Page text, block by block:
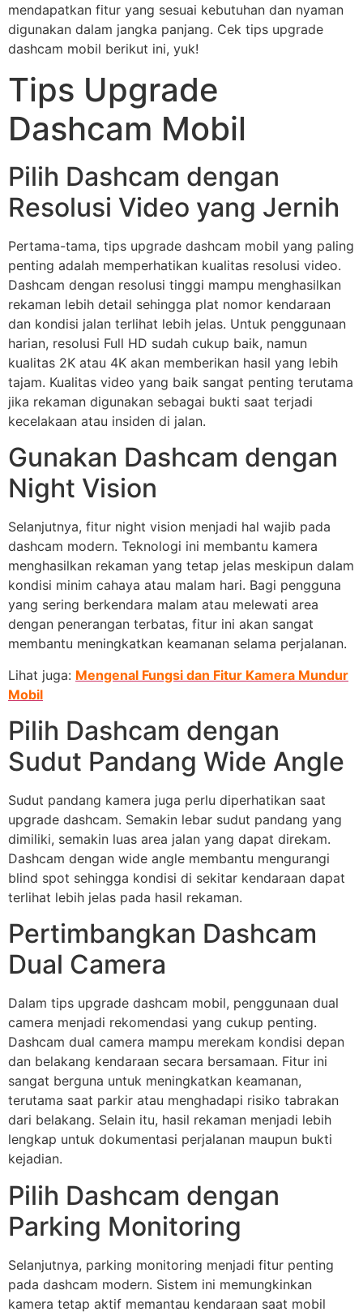
mendapatkan fitur yang sesuai kebutuhan dan nyaman
digunakan dalam jangka panjang. Cek tips upgrade
dashcam mobil berikut ini, yuk!
Tips Upgrade
Dashcam Mobil
Pilih Dashcam dengan
Resolusi Video yang Jernih
Pertama-tama, tips upgrade dashcam mobil yang paling
penting adalah memperhatikan kualitas resolusi video.
Dashcam dengan resolusi tinggi mampu menghasilkan
rekaman lebih detail sehingga plat nomor kendaraan
dan kondisi jalan terlihat lebih jelas. Untuk penggunaan
harian, resolusi Full HD sudah cukup baik, namun
kualitas 2K atau 4K akan memberikan hasil yang lebih
tajam. Kualitas video yang baik sangat penting terutama
jika rekaman digunakan sebagai bukti saat terjadi
kecelakaan atau insiden di jalan.
Gunakan Dashcam dengan
Night Vision
Selanjutnya, fitur night vision menjadi hal wajib pada
dashcam modern. Teknologi ini membantu kamera
menghasilkan rekaman yang tetap jelas meskipun dalam
kondisi minim cahaya atau malam hari. Bagi pengguna
yang sering berkendara malam atau melewati area
dengan penerangan terbatas, fitur ini akan sangat
membantu meningkatkan keamanan selama perjalanan.
Lihat juga: Mengenal Fungsi dan Fitur Kamera Mundur
Mobil
Pilih Dashcam dengan
Sudut Pandang Wide Angle
Sudut pandang kamera juga perlu diperhatikan saat
upgrade dashcam. Semakin lebar sudut pandang yang
dimiliki, semakin luas area jalan yang dapat direkam.
Dashcam dengan wide angle membantu mengurangi
blind spot sehingga kondisi di sekitar kendaraan dapat
terlihat lebih jelas pada hasil rekaman.
Pertimbangkan Dashcam
Dual Camera
Dalam tips upgrade dashcam mobil, penggunaan dual
camera menjadi rekomendasi yang cukup penting.
Dashcam dual camera mampu merekam kondisi depan
dan belakang kendaraan secara bersamaan. Fitur ini
sangat berguna untuk meningkatkan keamanan,
terutama saat parkir atau menghadapi risiko tabrakan
dari belakang. Selain itu, hasil rekaman menjadi lebih
lengkap untuk dokumentasi perjalanan maupun bukti
kejadian.
Pilih Dashcam dengan
Parking Monitoring
Selanjutnya, parking monitoring menjadi fitur penting
pada dashcam modern. Sistem ini memungkinkan
kamera tetap aktif memantau kendaraan saat mobil